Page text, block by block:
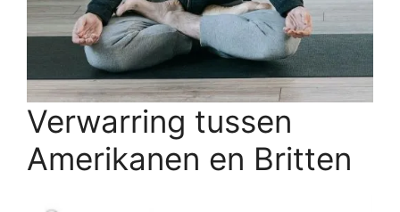
Verwarring tussen
Amerikanen en Britten